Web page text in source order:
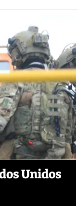
Unidos